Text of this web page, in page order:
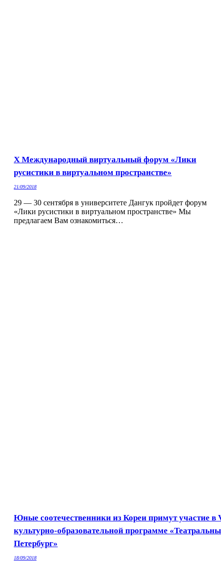
Х Международный виртуальный форум «Лики
русистики в виртуальном пространстве»
21/09/2018
29 — 30 сентября в университете Дангук пройдет форум
«Лики русистики в виртуальном пространстве» Мы
предлагаем Вам ознакомиться…
Юные соотечественники из Кореи примут участие в
культурно-образовательной программе
Петербург»
18/09/2018